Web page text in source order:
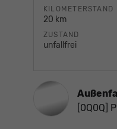
KILOMETERSTAND
20 km
ZUSTAND
unfallfrei
[0Q0Q]